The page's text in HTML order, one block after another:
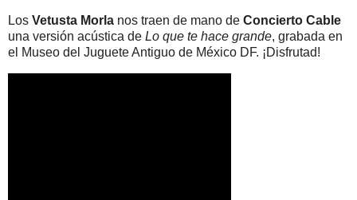
Los Vetusta Morla nos traen de mano de Concierto Cable
una versión acústica de Lo que te hace grande, grabada en
el Museo del Juguete Antiguo de México DF. ¡Disfrutad!